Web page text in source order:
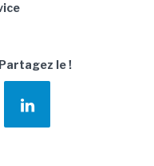
Partagez le !